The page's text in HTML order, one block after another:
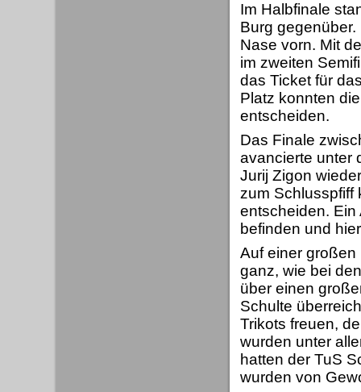
Im Halbfinale
Burg
Nase vorn. Mit
im zweiten
das Ticket für
Platz konnten
entscheiden.
Das Finale
avancierte unter
Jurij Zigon
zum Schlusspfiff
entscheiden.
befinden und
Auf einer großen
ganz, wie bei
über einen
Schulte
Trikots freuen,
wurden unter
hatten der TuS
wurden von